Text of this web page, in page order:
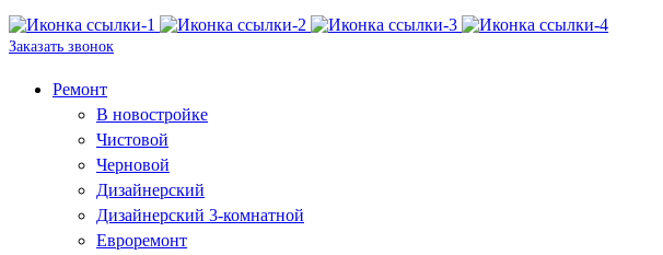
Заказать звонок
Ремонт
В новостройке
Чистовой
Черновой
Дизайнерский
Дизайнерский 3-комнатной
Евроремонт